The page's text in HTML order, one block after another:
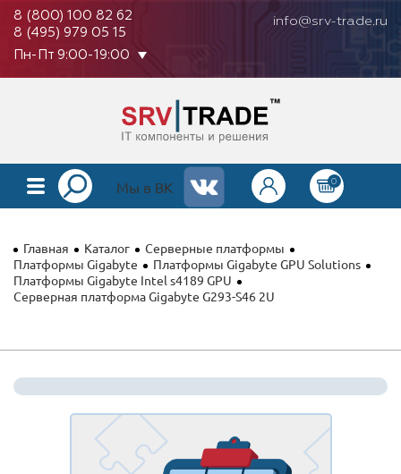
8 (800) 100 82 62
8 (495) 979 05 15
info@srv-trade.ru
Пн-Пт 9:00-19:00
КАТАЛОГ
ОПЛАТА
ГАРАНТИЯ
АКЦИИ
Мы в ВК 0
Главная Каталог
Серверные платформы
Платформы Gigabyte
Платформы Gigabyte GPU Solutions
Платформы Gigabyte Intel s4189 GPU
Серверная платформа Gigabyte G293-S46 2U